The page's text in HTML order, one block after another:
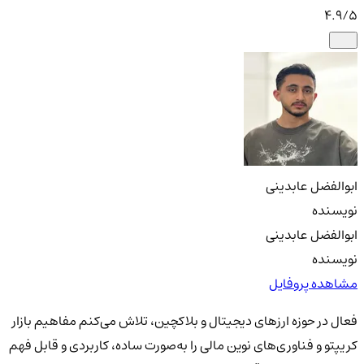
4.9/5
ابوالفضل عابدینی
نویسنده
ابوالفضل عابدینی
نویسنده
مشاهده پروفایل
فعال در حوزه ارزهای دیجیتال و بلاکچین، تلاش می‌کنم مفاهیم بازار
کریپتو و فناوری‌های نوین مالی را به‌صورت ساده، کاربردی و قابل فهم